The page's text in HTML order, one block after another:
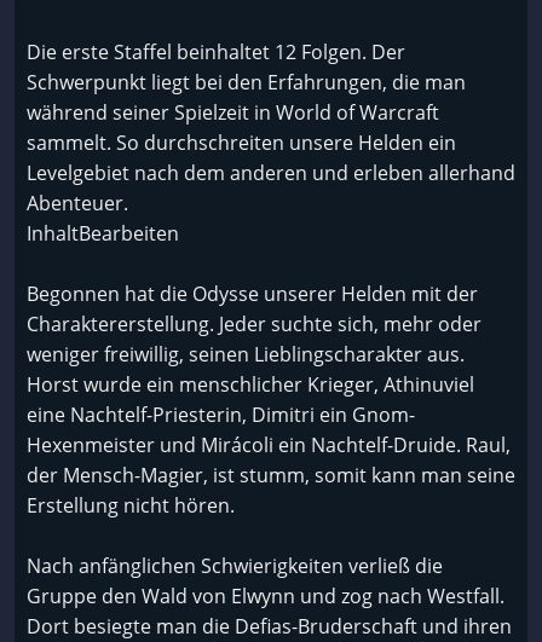
Die erste Staffel beinhaltet 12 Folgen. Der
Schwerpunkt liegt bei den Erfahrungen, die man
während seiner Spielzeit in World of Warcraft
sammelt. So durchschreiten unsere Helden ein
Levelgebiet nach dem anderen und erleben allerhand
Abenteuer.
InhaltBearbeiten
Begonnen hat die Odysse unserer Helden mit der
Charaktererstellung. Jeder suchte sich, mehr oder
weniger freiwillig, seinen Lieblingscharakter aus.
Horst wurde ein menschlicher Krieger, Athinuviel
eine Nachtelf-Priesterin, Dimitri ein Gnom-
Hexenmeister und Mirácoli ein Nachtelf-Druide. Raul,
der Mensch-Magier, ist stumm, somit kann man seine
Erstellung nicht hören.
Nach anfänglichen Schwierigkeiten verließ die
Gruppe den Wald von Elwynn und zog nach Westfall.
Dort besiegte man die Defias-Bruderschaft und ihren